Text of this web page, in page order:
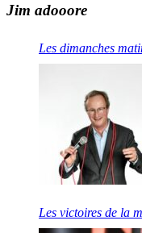
Jim adooore
Les dimanches
Les victoires de la